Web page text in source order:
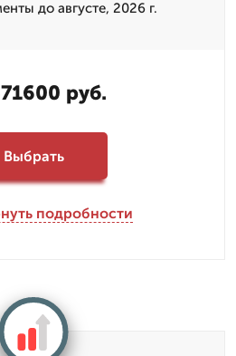
до августе, 2026 г.
руб.
Выбрать
подробности